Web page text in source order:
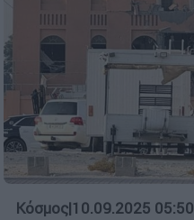
Κόσμος|10.09.2025 05:50